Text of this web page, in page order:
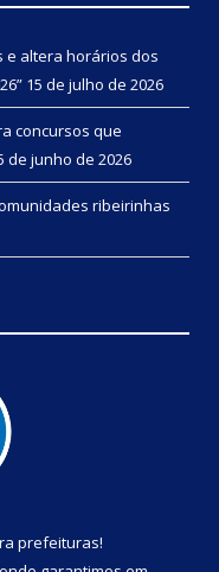
e altera horários dos
15 de julho de 2026
concursos que
de junho de 2026
ribeirinhas
prefeituras!